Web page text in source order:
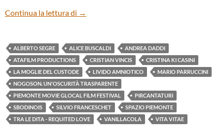
Continua la lettura di Otto cortometraggi di Spazio Piemonte 1
→
ALBERTO SEGRE ALICE BUSCALDI
ANDREA DADDI
ATAFILM PRODUCTIONS
CRISTIAN VINCIS
CRISTINA KI CASINI
LA MOGLIE DEL CUSTODE
LIVIDO AMNIOTICO
MARIO PARRUCCINI
NOGOSON. UN'OSCURITÀ TRASPARENTE
PIEMONTE MOVIE GLOCAL FILM FESTIVAL
PIRCANTATURI
SBODINOIS
SILVIO FRANCESCHET
SPAZIO PIEMONTE
TRA LE DITA - REQUITED LOVE
VANILLACOLA VITA VITAE